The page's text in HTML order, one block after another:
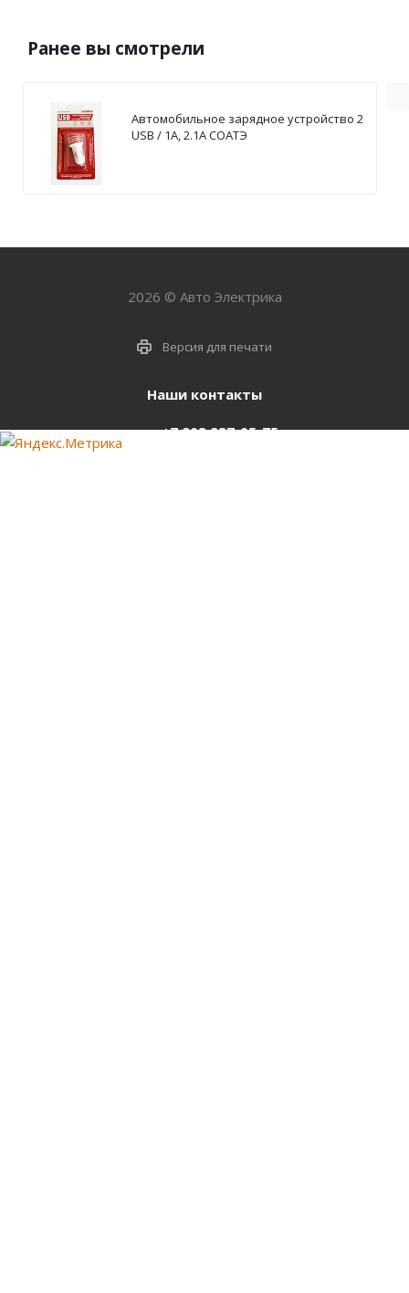
Ранее вы смотрели
Автомобильное зарядное устройство 2
USB / 1А, 2.1А СОАТЭ
2026 © Авто Электрика
Версия для печати
Наши контакты
+7 903 937-05-75